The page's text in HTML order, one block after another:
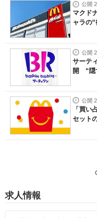
公開
マクド
ャラの
公開
サーテ
開 “隠
公開
「買
セット
求人情報